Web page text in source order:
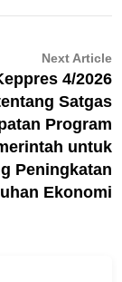
Next Article
4/2026
Satgas
Program
untuk
Peningkatan
Ekonomi